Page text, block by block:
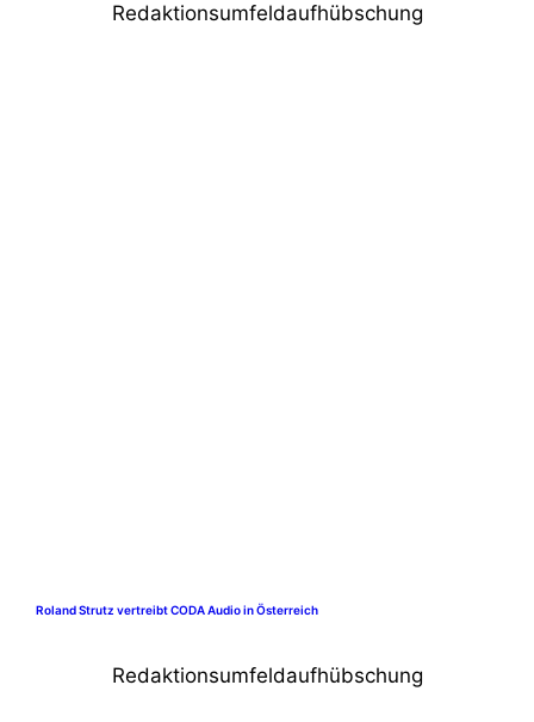
Redaktionsumfeldaufhübschung
Roland Strutz vertreibt CODA Audio in Österreich
Redaktionsumfeldaufhübschung